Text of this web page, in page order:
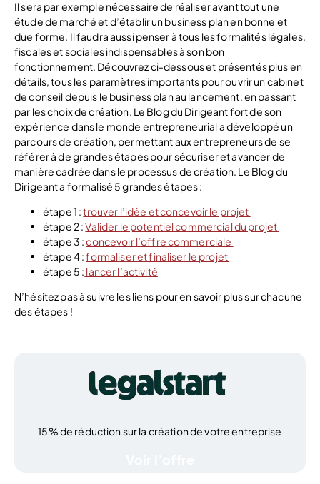
Il sera par exemple nécessaire de réaliser avant tout une
étude de marché et d’établir un business plan en bonne et
due forme. Il faudra aussi penser à tous les formalités légales,
fiscales et sociales indispensables à son bon
fonctionnement. Découvrez ci-dessous et présentés plus en
détails, tous les paramètres importants pour ouvrir un cabinet
de conseil depuis le business plan au lancement, en passant
par les choix de création. Le Blog du Dirigeant fort de son
expérience dans le monde entrepreneurial a développé un
parcours de création, permettant aux entrepreneurs de se
référer à de grandes étapes pour sécuriser et avancer de
manière cadrée dans le processus de création. Le Blog du
Dirigeant a formalisé 5 grandes étapes :
étape 1 :trouver l’idée et concevoir le projet
étape 2 :Valider le potentiel commercial du projet
étape 3 :concevoir l’offre commerciale
étape 4 :formaliser et finaliser le projet
étape 5 : lancer l’activité
N’hésitez pas à suivre les liens pour en savoir plus sur chacune
des étapes !
15% de réduction sur la création de votre entreprise